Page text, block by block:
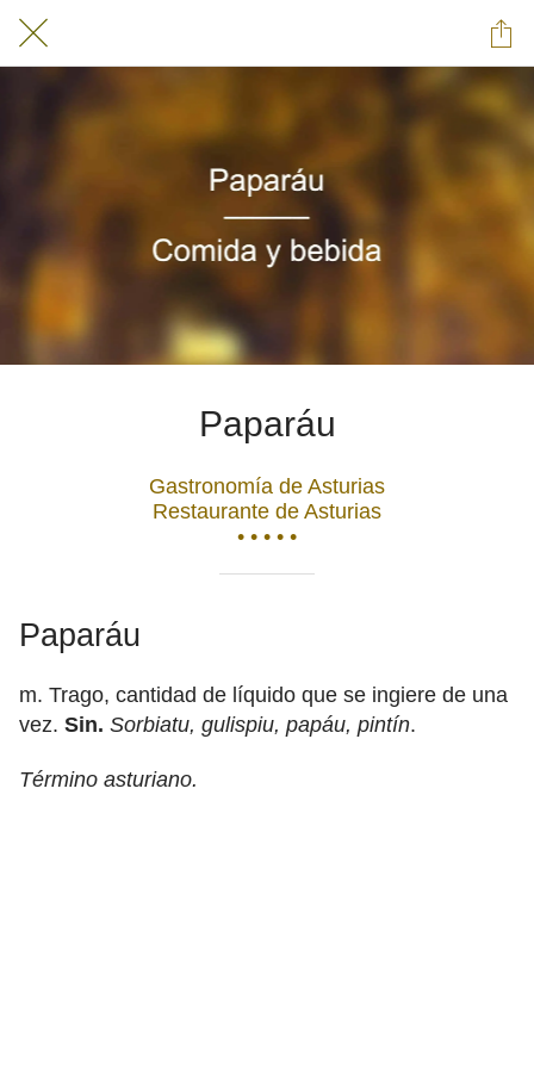
Paparáu
Gastronomía de Asturias
Restaurante de Asturias
• • • • •
Paparáu
m. Trago, cantidad de líquido que se ingiere de una
vez. Sin. Sorbiatu, gulispiu, papáu, pintín.
Término asturiano.